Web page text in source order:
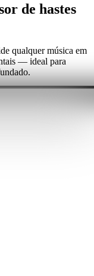
de hastes
qualquer música em
— ideal para